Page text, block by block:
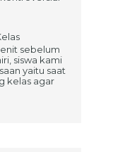
sebelum
siswa kami
yaitu saat
kelas agar